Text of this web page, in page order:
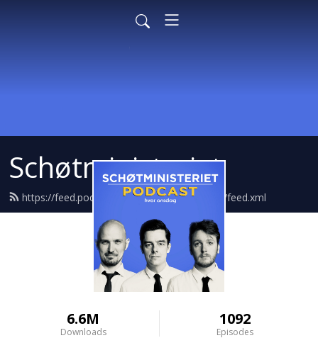
Schøtministeriet
https://feed.podbean.com/schoetministeriet/feed.xml
6.6M
Downloads
1092
Episodes